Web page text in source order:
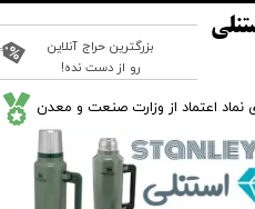
بزرگترین حراج آنلاین
رو از دست نده!
نماد اعتماد از وزارت صنعت و معدن